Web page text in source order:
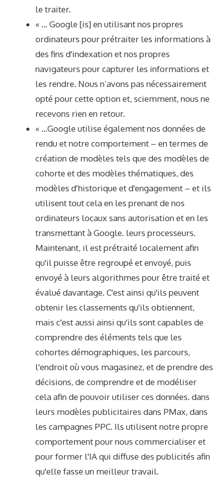
le traiter.
« … Google [is] en utilisant nos propres
ordinateurs pour prétraiter les informations à
des fins d'indexation et nos propres
navigateurs pour capturer les informations et
les rendre. Nous n’avons pas nécessairement
opté pour cette option et, sciemment, nous ne
recevons rien en retour.
« …Google utilise également nos données de
rendu et notre comportement – ​​en termes de
création de modèles tels que des modèles de
cohorte et des modèles thématiques, des
modèles d'historique et d'engagement – ​​et ils
utilisent tout cela en les prenant de nos
ordinateurs locaux sans autorisation et en les
transmettant à Google. leurs processeurs.
Maintenant, il est prétraité localement afin
qu'il puisse être regroupé et envoyé, puis
envoyé à leurs algorithmes pour être traité et
évalué davantage. C'est ainsi qu'ils peuvent
obtenir les classements qu'ils obtiennent,
mais c'est aussi ainsi qu'ils sont capables de
comprendre des éléments tels que les
cohortes démographiques, les parcours,
l'endroit où vous magasinez, et de prendre des
décisions, de comprendre et de modéliser
cela afin de pouvoir utiliser ces données. dans
leurs modèles publicitaires dans PMax, dans
les campagnes PPC. Ils utilisent notre propre
comportement pour nous commercialiser et
pour former l'IA qui diffuse des publicités afin
qu'elle fasse un meilleur travail.